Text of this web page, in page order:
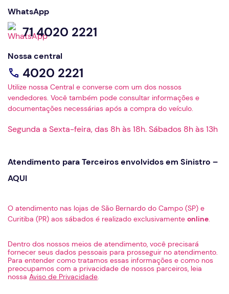
WhatsApp
71 4020 2221
Nossa central
4020 2221
Utilize nossa Central e converse com um dos nossos
vendedores. Você também pode consultar informações e
documentações necessárias após a compra do veículo.
Segunda a Sexta-feira, das 8h às 18h. Sábados 8h às 13h
Atendimento para Terceiros envolvidos em Sinistro –
AQUI
O atendimento nas lojas de São Bernardo do Campo (SP) e
Curitiba (PR) aos sábados é realizado exclusivamente online.
Dentro dos nossos meios de atendimento, você precisará
fornecer seus dados pessoais para prosseguir no atendimento.
Para entender como tratamos essas informações e como nos
preocupamos com a privacidade de nossos parceiros, leia
nossa Aviso de Privacidade.